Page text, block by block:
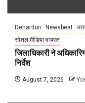
Dehardun Newsbeat
सोशल मीडिया वायरल
जिलाधिकारी ने
निर्देश
August 7, 2026